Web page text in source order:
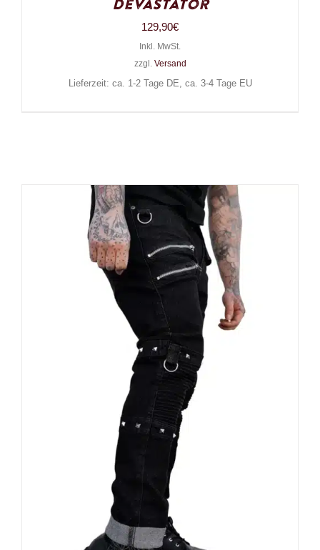
Devastator
129,90€
Inkl. MwSt.
zzgl. Versand
Lieferzeit: ca. 1-2 Tage DE, ca. 3-4 Tage EU